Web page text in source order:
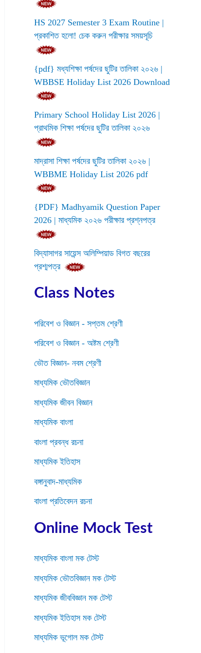
HS 2027 Semester 3 Exam Routine |
প্রকাশিত হলো! চেক করুন পরীক্ষার সময়সূচি
{pdf} মধ্যশিক্ষা পর্ষদের ছুটির তালিকা ২০২৬ |
WBBSE Holiday List 2026 Download
Primary School Holiday List 2026 |
প্রাথমিক শিক্ষা পর্ষদের ছুটির তালিকা ২০২৬
মাদ্রাসা শিক্ষা পর্ষদের ছুটির তালিকা ২০২৬ |
WBBME Holiday List 2026 pdf
{PDF} Madhyamik Question Paper
2026 | মাধ্যমিক ২০২৬ পরীক্ষার প্রশ্নপত্র
বিদ্যাসাগর সায়েন্স অলিম্পিয়াড বিগত বছরের
প্রশ্মপত্র
Class Notes
পরিবেশ ও বিজ্ঞান - সপ্তম শ্রেণী
পরিবেশ ও বিজ্ঞান - অষ্টম শ্রেণী
ভৌত বিজ্ঞান- নবম শ্রেণী
মাধ্যমিক ভৌতবিজ্ঞান
মাধ্যমিক জীবন বিজ্ঞান
মাধ্যমিক বাংলা
বাংলা প্রবন্ধ রচনা
মাধ্যমিক ইতিহাস
বঙ্গানুবাদ-মাধ্যমিক
বাংলা প্রতিবেদন রচনা
Online Mock Test
মাধ্যমিক বাংলা মক টেস্ট
মাধ্যমিক ভৌতবিজ্ঞান মক টেস্ট
মাধ্যমিক জীববিজ্ঞান মক টেস্ট
মাধ্যমিক ইতিহাস মক টেস্ট
মাধ্যমিক ভূগোল মক টেস্ট